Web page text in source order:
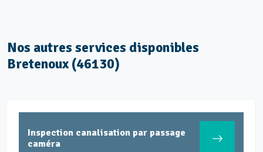
Nos autres services disponibles
Bretenoux (46130)
Inspection canalisation par passage
caméra